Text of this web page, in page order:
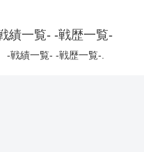
績一覧- -戦歴一覧-
戦績一覧- -戦歴一覧-.